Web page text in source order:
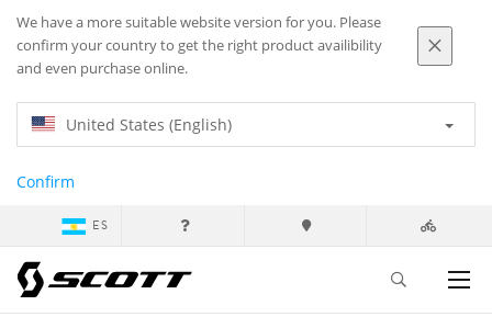
We have a more suitable website version for you. Please
confirm your country to get the right product availibility
and even purchase online.
United States (English)
Confirm
ES